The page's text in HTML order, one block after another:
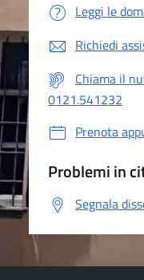
Leggi le
Richiedi
Chiama il
0121.541232
Prenota
Problemi in
Segnala